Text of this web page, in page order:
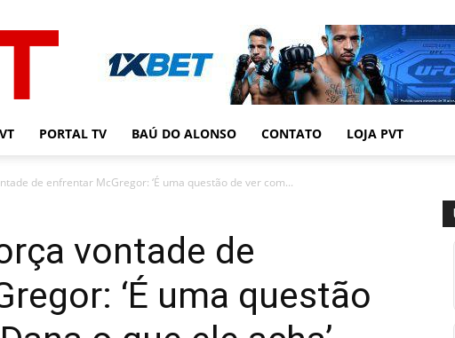
PORTAL TV BAÚ DO ALONSO CONTATO LOJA PVT
de enfrentar McGregor: ‘É uma questão de ver com...
vontade de
‘É uma questão